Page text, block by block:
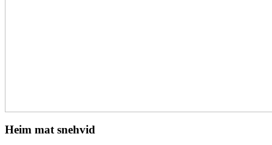
Heim mat snehvid